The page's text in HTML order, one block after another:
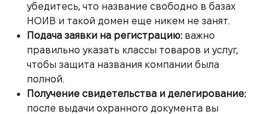
убедитесь, что название свободно в базах
НОИВ и такой домен еще никем не занят.
Подача заявки на регистрацию:важно
правильно указать классы товаров и услуг,
чтобы защита названия компании была
полной.
Получение свидетельства и делегирование:
после выдачи охранного документа вы